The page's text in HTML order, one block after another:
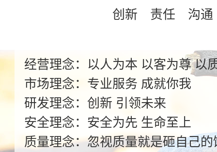
创新 责任 沟
经营理念：以人为本 以客为尊 以
市场理念：专业服务 成就你我
研发理念：创新 引领未来
安全理念：安全为先 生命至上
质量理念：忽视质量就是砸自己的